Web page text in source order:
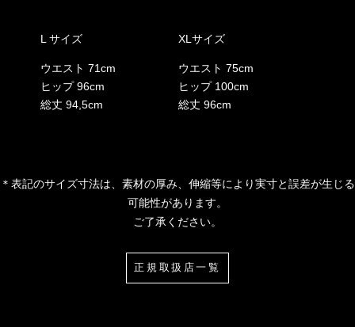
L サイズ XLサイズ
ウエスト 71cm
ウエスト 75cm
ヒップ 96cm
ヒップ 100cm
総丈 94,5cm
総丈 96cm
＊表記のサイズ寸法は、素材の厚み、伸縮等により実寸と誤差が生じる
可能性があります。
ご了承ください。
正規取扱店一覧